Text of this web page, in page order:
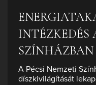
INTÉZKEDÉS
SZÍNHÁZBAN
A Pécsi Nemzeti
díszkivilágítását